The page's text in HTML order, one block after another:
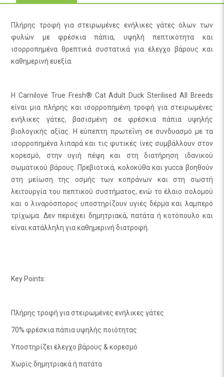
Πλήρης τροφή για στειρωμένες ενήλικες γάτες όλων των
φυλών με φρέσκια πάπια, υψηλή πεπτικότητα και
ισορροπημένα θρεπτικά συστατικά για έλεγχο βάρους και
καθημερινή ευεξία.
Η Carnilove True Fresh® Cat Adult Duck Sterilised All Breeds
είναι μια πλήρης και ισορροπημένη τροφή για στειρωμένες
ενήλικες γάτες, βασισμένη σε φρέσκια πάπια υψηλής
βιολογικής αξίας. Η εύπεπτη πρωτεΐνη σε συνδυασμό με τα
ισορροπημένα λιπαρά και τις φυτικές ίνες συμβάλλουν στον
κορεσμό, στην υγιή πέψη και στη διατήρηση ιδανικού
σωματικού βάρους. Πρεβιοτικά, κολοκύθα και yucca βοηθούν
στη μείωση της οσμής των κοπράνων και στη σωστή
λειτουργία του πεπτικού συστήματος, ενώ το έλαιο σολομού
και ο λιναρόσπορος υποστηρίζουν υγιές δέρμα και λαμπερό
τρίχωμα. Δεν περιέχει δημητριακά, πατάτα ή κοτόπουλο και
είναι κατάλληλη για καθημερινή διατροφή.
Key Points:
Πλήρης τροφή για στειρωμένες ενήλικες γάτες
70% φρέσκια πάπια υψηλής ποιότητας
Υποστηρίζει έλεγχο βάρους & κορεσμό
Χωρίς δημητριακά ή πατάτα